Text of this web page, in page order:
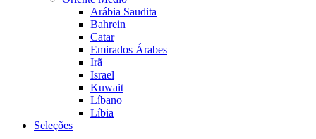
Arábia Saudita
Bahrein
Catar
Emirados Árabes
Irã
Israel
Kuwait
Líbano
Líbia
Seleções